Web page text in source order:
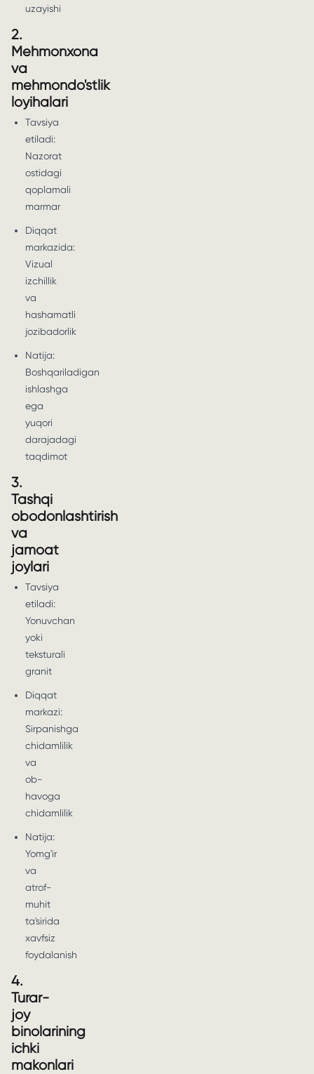
uzayishi
2.
Mehmonxona
va
mehmondo'stlik
loyihalari
Tavsiya
etiladi:
Nazorat
ostidagi
qoplamali
marmar
Diqqat
markazida:
Vizual
izchillik
va
hashamatli
jozibadorlik
Natija:
Boshqariladigan
ishlashga
ega
yuqori
darajadagi
taqdimot
3.
Tashqi
obodonlashtirish
va
jamoat
joylari
Tavsiya
etiladi:
Yonuvchan
yoki
teksturali
granit
Diqqat
markazi:
Sirpanishga
chidamlilik
va
ob-
havoga
chidamlilik
Natija:
Yomg'ir
va
atrof-
muhit
ta'sirida
xavfsiz
foydalanish
4.
Turar-
joy
binolarining
ichki
makonlari